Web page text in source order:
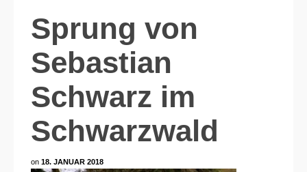
Sprung von
Sebastian
Schwarz im
Schwarzwald
on 18. JANUAR 2018